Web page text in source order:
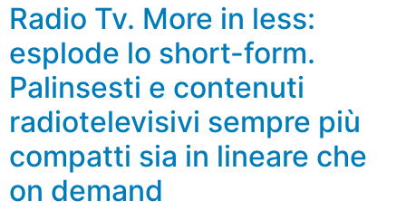
Radio Tv. More in less:
esplode lo short-form.
Palinsesti e contenuti
radiotelevisivi sempre più
compatti sia in lineare che
on demand